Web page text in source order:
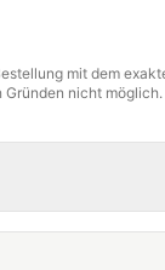
mit dem
nicht möglich.